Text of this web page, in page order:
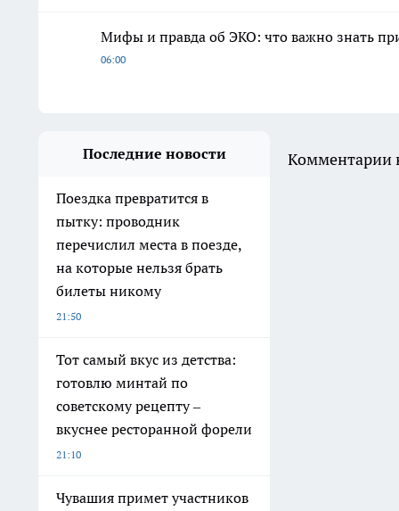
Мифы и правда об ЭКО: что важно знать
06:00
Последние новости
Поездка превратится в
пытку: проводник
перечислил места в поезде,
на которые нельзя брать
билеты никому
21:50
Тот самый вкус из детства:
готовлю минтай по
советскому рецепту –
вкуснее ресторанной форели
21:10
Чувашия примет участников
Комментарии